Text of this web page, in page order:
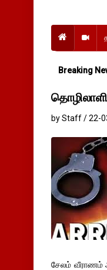
Breaking
by Staff / 22-
சேலம் வீராணம்